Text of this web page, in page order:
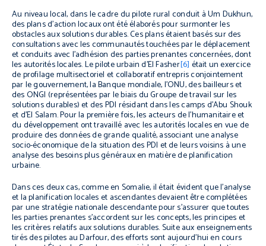
Au niveau local, dans le cadre du pilote rural conduit à Um Dukhun,
des plans d’action locaux ont été élaborés pour surmonter les
obstacles aux solutions durables. Ces plans étaient basés sur des
consultations avec les communautés touchées par le déplacement
et conduits avec l’adhésion des parties prenantes concernées, dont
les autorités locales. Le pilote urbain d’El Fasher[6] était un exercice
de profilage multisectoriel et collaboratif entrepris conjointement
par le gouvernement, la Banque mondiale, l’ONU, des bailleurs et
des ONGI (représentées par le biais du Groupe de travail sur les
solutions durables) et des PDI résidant dans les camps d’Abu Shouk
et d’El Salam. Pour la première fois, les acteurs de l’humanitaire et
du développement ont travaillé avec les autorités locales en vue de
produire des données de grande qualité, associant une analyse
socio-économique de la situation des PDI et de leurs voisins à une
analyse des besoins plus généraux en matière de planification
urbaine.
Dans ces deux cas, comme en Somalie, il était évident que l’analyse
et la planification locales et ascendantes devaient être complétées
par une stratégie nationale descendante pour s’assurer que toutes
les parties prenantes s’accordent sur les concepts, les principes et
les critères relatifs aux solutions durables. Suite aux enseignements
tirés des pilotes au Darfour, des efforts sont aujourd’hui en cours